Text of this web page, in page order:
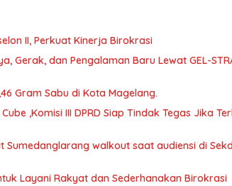
Pejabat Eselon II, Perkuat Kinerja Birokrasi
Gerak, dan Pengalaman Baru Lewat GEL-
Gram Sabu di Kota Magelang.
,Komisi III DPRD Siap Tindak Tegas Jika
Sumedanglarang walkout saat audiensi di
Layani Rakyat dan Sederhanakan Birokrasi